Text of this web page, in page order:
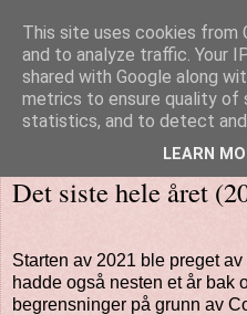
Minnesider -
Det siste hele året
Starten av 2021 ble preget
hadde også nesten et år bak
begrensninger på grunn av
This site uses cookies from
and to analyze traffic. Your
shared with Google along
metrics to ensure quality of
statistics, and to detect and
LEARN